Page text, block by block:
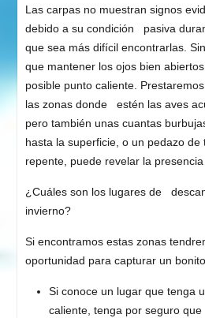
Las carpas no muestran signos
debido a su condición pasiva
que sea más difícil encontrarlas.
que mantener los ojos bien
posible punto caliente.
las zonas donde estén las aves
pero también unas cuantas
hasta la superficie, o un pedazo de
repente, puede revelar la presencia
¿Cuáles son los lugares de
invierno?
Si encontramos estas zonas
oportunidad para capturar un
Si conoce un lugar que tenga
caliente, tenga por seguro